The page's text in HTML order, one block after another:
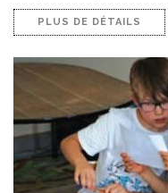
PLUS DE DÉTAILS